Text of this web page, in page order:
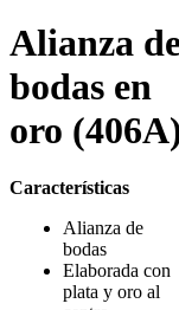
Alianza
bodas en
oro
Características
Alianza de
bodas
Elaborada con
plata y oro al